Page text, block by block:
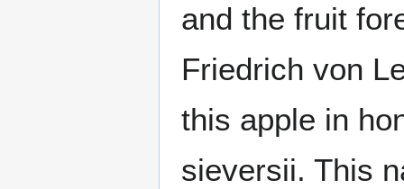
and the fruit
Friedrich von
this apple in
sieversii. This